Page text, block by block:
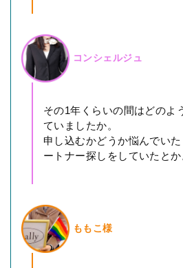
コンシェルジュ
その1年くらいの間はどのよ
ていましたか。
申し込むかどうか悩んでい
ートナー探しをしていたとか
ももこ様